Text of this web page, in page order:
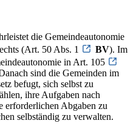
die Gemeindeautonomie
(Art. 50 Abs. 1
BV). Im
in Art. 105
sind die Gemeinden im
befugt, sich selbst zu
ihre Aufgaben nach
erforderlichen Abgaben zu
selbständig zu verwalten.